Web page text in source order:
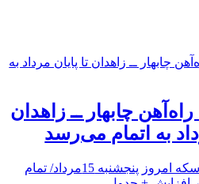
چابهار ــ زاهدان
به اتمام می‌رسد